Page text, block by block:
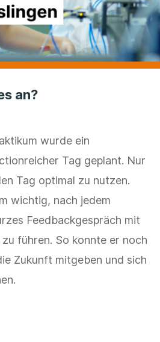
an?
wurde ein
Tag geplant. Nur
Tag optimal zu nutzen.
wichtig, nach jedem
Feedbackgespräch mit
führen. So konnte er noch
Zukunft mitgeben und sich